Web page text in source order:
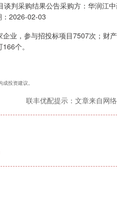
判采购结果公告采购方：华润江
：2026-02-03
业，参与招投标项目7507次；财
个。
投资建议。
联丰优配提示：文章来自网